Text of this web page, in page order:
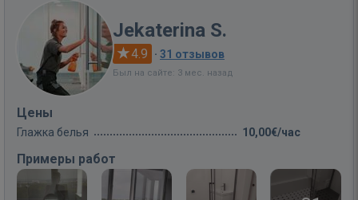
Jekaterina S.
4.9 · 31 отзывов
Был на сайте: 3 мес. назад
Цены
Глажка белья 10,00€/час
Примеры работ